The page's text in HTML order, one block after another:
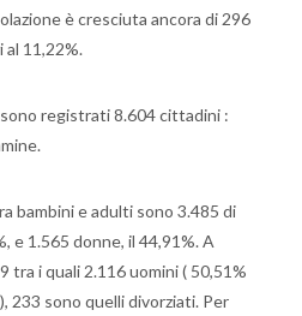
è cresciuta ancora di 296
al 11,22%.
registrati 8.604 cittadini :
bambini e adulti sono 3.485 di
e 1.565 donne, il 44,91%. A
tra i quali 2.116 uomini ( 50,51%
233 sono quelli divorziati. Per